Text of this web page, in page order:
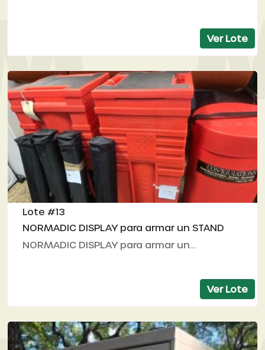
Ver Lote
Lote #13
NORMADIC DISPLAY para armar un STAND
NORMADIC DISPLAY para armar un...
Ver Lote